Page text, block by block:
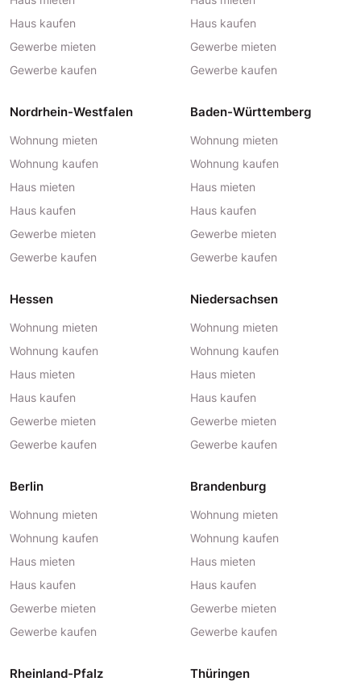
Haus kaufen
Gewerbe mieten
Gewerbe kaufen
Haus kaufen
Gewerbe mieten
Gewerbe kaufen
Nordrhein-Westfalen
Wohnung mieten
Wohnung kaufen
Haus mieten
Haus kaufen
Gewerbe mieten
Gewerbe kaufen
Baden-Württemberg
Wohnung mieten
Wohnung kaufen
Haus mieten
Haus kaufen
Gewerbe mieten
Gewerbe kaufen
Hessen
Wohnung mieten
Wohnung kaufen
Haus mieten
Haus kaufen
Gewerbe mieten
Gewerbe kaufen
Niedersachsen
Wohnung mieten
Wohnung kaufen
Haus mieten
Haus kaufen
Gewerbe mieten
Gewerbe kaufen
Berlin
Wohnung mieten
Wohnung kaufen
Haus mieten
Haus kaufen
Gewerbe mieten
Gewerbe kaufen
Brandenburg
Wohnung mieten
Wohnung kaufen
Haus mieten
Haus kaufen
Gewerbe mieten
Gewerbe kaufen
Rheinland-Pfalz Thüringen